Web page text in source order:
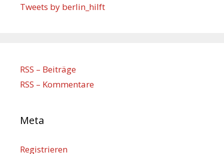
Tweets by berlin_hilft
RSS – Beiträge
RSS – Kommentare
Meta
Registrieren